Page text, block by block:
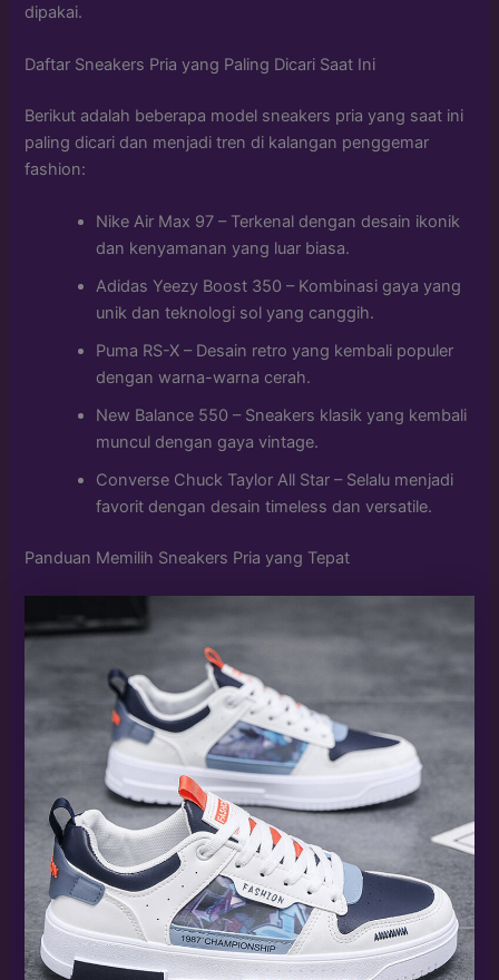
dipakai.
Daftar Sneakers Pria yang Paling Dicari Saat Ini
Berikut adalah beberapa model sneakers pria yang saat ini
paling dicari dan menjadi tren di kalangan penggemar
fashion:
Nike Air Max 97 – Terkenal dengan desain ikonik
dan kenyamanan yang luar biasa.
Adidas Yeezy Boost 350 – Kombinasi gaya yang
unik dan teknologi sol yang canggih.
Puma RS-X – Desain retro yang kembali populer
dengan warna-warna cerah.
New Balance 550 – Sneakers klasik yang kembali
muncul dengan gaya vintage.
Converse Chuck Taylor All Star – Selalu menjadi
favorit dengan desain timeless dan versatile.
Panduan Memilih Sneakers Pria yang Tepat